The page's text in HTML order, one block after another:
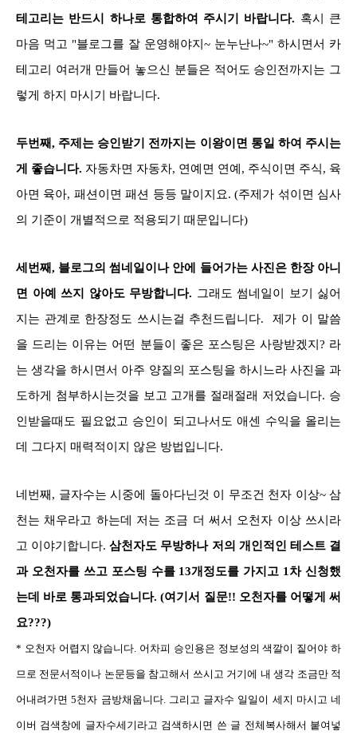
테고리는 반드시 하나로 통합하여 주시기 바랍니다. 혹시 큰
마음 먹고 "블로그를 잘 운영해야지~ 눈누난나~" 하시면서 카
테고리 여러개 만들어 놓으신 분들은 적어도 승인전까지는 그
렇게 하지 마시기 바랍니다.
두번째, 주제는 승인받기 전까지는 이왕이면 통일 하여 주시는
게 좋습니다. 자동차면 자동차, 연예면 연예, 주식이면 주식, 육
아면 육아, 패션이면 패션 등등 말이지요. (주제가 섞이면 심사
의 기준이 개별적으로 적용되기 때문입니다)
세번째, 블로그의 썸네일이나 안에 들어가는 사진은 한장 아니
면 아예 쓰지 않아도 무방합니다. 그래도 썸네일이 보기 싫어
지는 관계로 한장정도 쓰시는걸 추천드립니다. 제가 이 말씀
을 드리는 이유는 어떤 분들이 좋은 포스팅은 사랑받겠지? 라
는 생각을 하시면서 아주 양질의 포스팅을 하시느라 사진을 과
도하게 첨부하시는것을 보고 고개를 절래절래 저었습니다. 승
인받을때도 필요없고 승인이 되고나서도 애센 수익을 올리는
데 그다지 매력적이지 않은 방법입니다.
네번째, 글자수는 시중에 돌아다닌것 이 무조건 천자 이상~ 삼
천는 채우라고 하는데 저는 조금 더 써서 오천자 이상 쓰시라
고 이야기합니다.삼천자도 무방하나 저의 개인적인 테스트 결
과 오천자를 쓰고 포스팅 수를 13개정도를 가지고 1차 신청했
는데 바로 통과되었습니다. (여기서 질문!! 오천자를 어떻게 써
요???)
* 오천자 어렵지 않습니다. 어차피 승인용은 정보성의 색깔이 짙어야 하
므로 전문서적이나 논문등을 참고해서 쓰시고 거기에 내 생각 조금만 적
어내려가면 5천자 금방채웁니다. 그리고 글자수 일일이 세지 마시고 네
이버 검색창에 글자수세기라고 검색하시면 쓴 글 전체복사해서 붙여넣